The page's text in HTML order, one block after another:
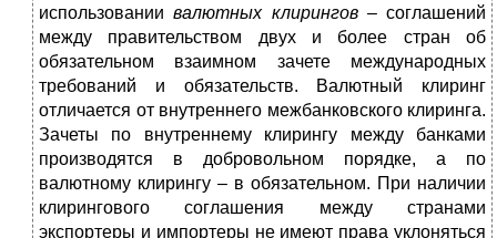
использованиивалютных клирингов– соглашений
между правительством двух и более стран об
обязательном взаимном зачете международных
требований и обязательств. Валютный клиринг
отличается от внутреннего межбанковского клиринга.
Зачеты по внутреннему клирингу между банками
производятся в добровольном порядке, а по
валютному клирингу – в обязательном. При наличии
клирингового соглашения между странами
экспортеры и импортеры не имеют права уклоняться